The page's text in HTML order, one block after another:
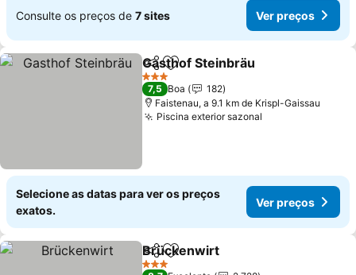
Consulte os preços de 7 sites Ver preços
PartilharAdicionar aos favoritos
Gasthof Steinbräu
3 Estrelas
7,5 Boa
182
Faistenau, a 9.1 km de Krispl-Gaissau
Piscina exterior sazonal
Selecione as datas para ver os preços
exatos.
Ver preços
PartilharAdicionar aos favoritos
Brückenwirt
3 Estrelas